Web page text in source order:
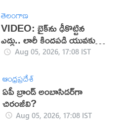
తెలంగాణ
VIDEO: బైక్‌ను ఢీకొట్టిన
ఎద్దు.. లారీ కిందపడి యువకుడు
మృతి!Aug 05, 2026, 17:08 IST
ఆంధ్రప్రదేశ్
ఏపీ బ్రాండ్ అంబాసిడర్‌గా
చిరంజీవి?
Aug 05, 2026, 17:08 IST